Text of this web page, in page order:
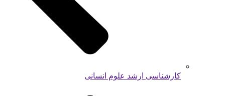
کارشناسی ارشد علوم انسانی